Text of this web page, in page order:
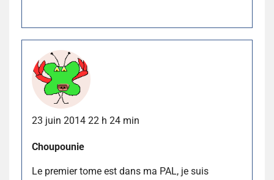
23 juin 2014 22 h 24 min
Choupounie
Le premier tome est dans ma PAL, je suis